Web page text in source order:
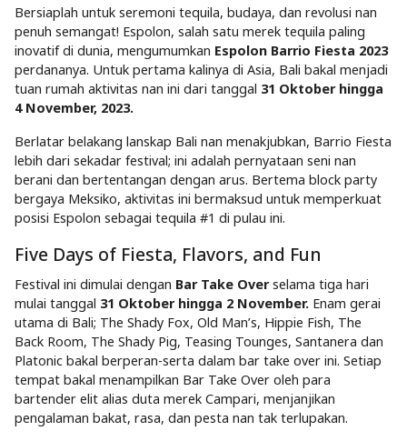
Bersiaplah untuk seremoni tequila, budaya, dan revolusi nan
penuh semangat! Espolon, salah satu merek tequila paling
inovatif di dunia, mengumumkan Espolon Barrio Fiesta 2023
perdananya. Untuk pertama kalinya di Asia, Bali bakal menjadi
tuan rumah aktivitas nan ini dari tanggal 31 Oktober hingga
4 November, 2023.
Berlatar belakang lanskap Bali nan menakjubkan, Barrio Fiesta
lebih dari sekadar festival; ini adalah pernyataan seni nan
berani dan bertentangan dengan arus. Bertema block party
bergaya Meksiko, aktivitas ini bermaksud untuk memperkuat
posisi Espolon sebagai tequila #1 di pulau ini.
Five Days of Fiesta, Flavors, and Fun
Festival ini dimulai dengan Bar Take Overselama tiga hari
mulai tanggal 31 Oktober hingga 2 November. Enam gerai
utama di Bali; The Shady Fox, Old Man’s, Hippie Fish, The
Back Room, The Shady Pig, Teasing Tounges, Santanera dan
Platonic bakal berperan-serta dalam bar take over ini. Setiap
tempat bakal menampilkan Bar Take Over oleh para
bartender elit alias duta merek Campari, menjanjikan
pengalaman bakat, rasa, dan pesta nan tak terlupakan.